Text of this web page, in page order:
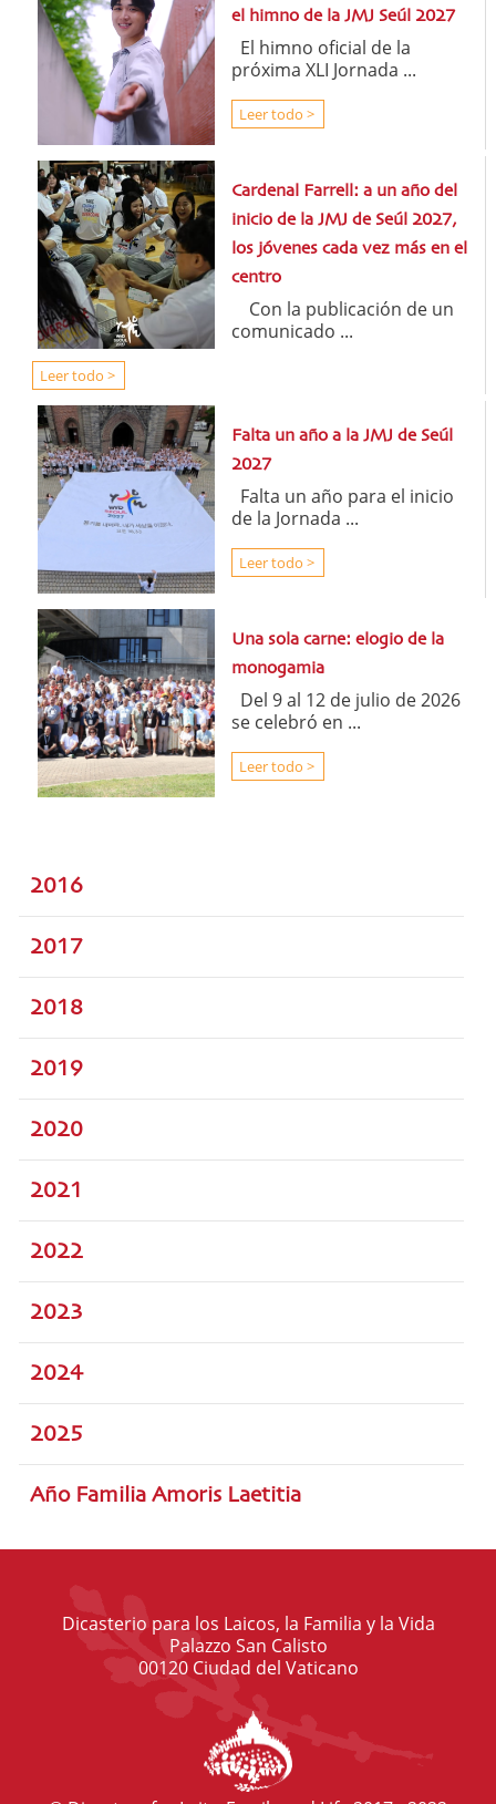
el himno de la JMJ Seúl 2027
El himno oficial de la
próxima XLI Jornada ...
Leer todo >
Cardenal Farrell: a un año del
inicio de la JMJ de Seúl 2027,
los jóvenes cada vez más en el
centro
Con la publicación de un
comunicado ...
Leer todo >
Falta un año a la JMJ de Seúl
2027
Falta un año para el inicio
de la Jornada ...
Leer todo >
Una sola carne: elogio de la
monogamia
Del 9 al 12 de julio de 2026
se celebró en ...
Leer todo >
2016
2017
2018
2019
2020
2021
2022
2023
2024
2025
Año Familia Amoris Laetitia
Dicasterio para los Laicos, la Familia y la Vida
Palazzo San Calisto
00120 Ciudad del Vaticano